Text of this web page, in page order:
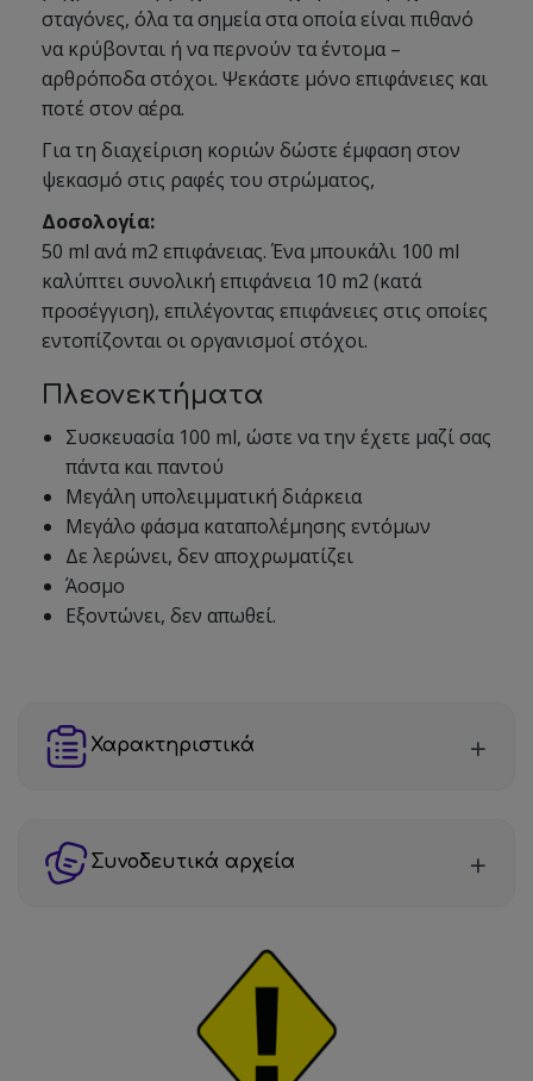
σταγόνες, όλα τα σημεία στα οποία είναι πιθανό
να κρύβονται ή να περνούν τα έντομα –
αρθρόποδα στόχοι. Ψεκάστε μόνο επιφάνειες και
ποτέ στον αέρα.
Για τη διαχείριση κοριών δώστε έμφαση στον
ψεκασμό στις ραφές του στρώματος,
Δοσολογία:
50 ml ανά m2 επιφάνειας. Ένα μπουκάλι 100 ml
καλύπτει συνολική επιφάνεια 10 m2 (κατά
προσέγγιση), επιλέγοντας επιφάνειες στις οποίες
εντοπίζονται οι οργανισμοί στόχοι.
Πλεονεκτήματα
Συσκευασία 100 ml, ώστε να την έχετε μαζί σας
πάντα και παντού
Μεγάλη υπολειμματική διάρκεια
Μεγάλο φάσμα καταπολέμησης εντόμων
Δε λερώνει, δεν αποχρωματίζει
Άοσμο
Εξοντώνει, δεν απωθεί.
Χαρακτηριστικά
Συνοδευτικά αρχεία